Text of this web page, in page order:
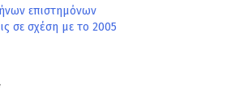
επιστημόνων
σε σχέση με το 2005